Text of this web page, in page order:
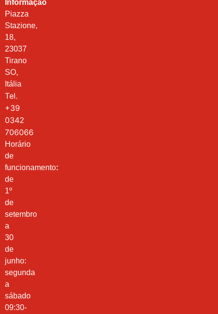
Informação
Piazza
Stazione,
18,
23037
Tirano
SO,
Itália
Tel.
+39
0342
706066
Horário
de
funcionamento:
de
1º
de
setembro
a
30
de
junho:
segunda
a
sábado
09:30-